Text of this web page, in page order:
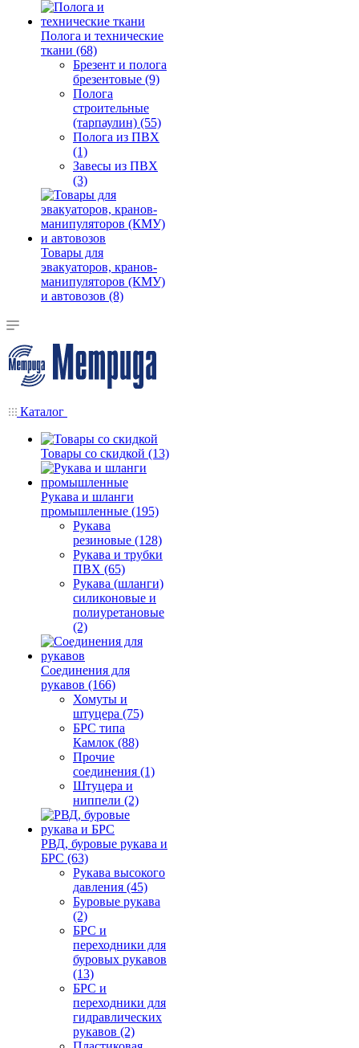
Полога и технические
ткани (68)
Брезент и полога
брезентовые (9)
Полога
строительные
(тарпаулин) (55)
Полога из ПВХ
(1)
Завесы из ПВХ
(3)
Товары для
эвакуаторов, кранов-
манипуляторов (КМУ)
и автовозов (8)
Каталог
Товары со скидкой (13)
Рукава и шланги
промышленные (195)
Рукава
резиновые (128)
Рукава и трубки
ПВХ (65)
Рукава (шланги)
силиконовые и
полиуретановые
(2)
Соединения для
рукавов (166)
Хомуты и
штуцера (75)
БРС типа
Камлок (88)
Прочие
соединения (1)
Штуцера и
ниппели (2)
РВД, буровые рукава и
БРС (63)
Рукава высокого
давления (45)
Буровые рукава
(2)
БРС и
переходники для
буровых рукавов
(13)
БРС и
переходники для
гидравлических
рукавов (2)